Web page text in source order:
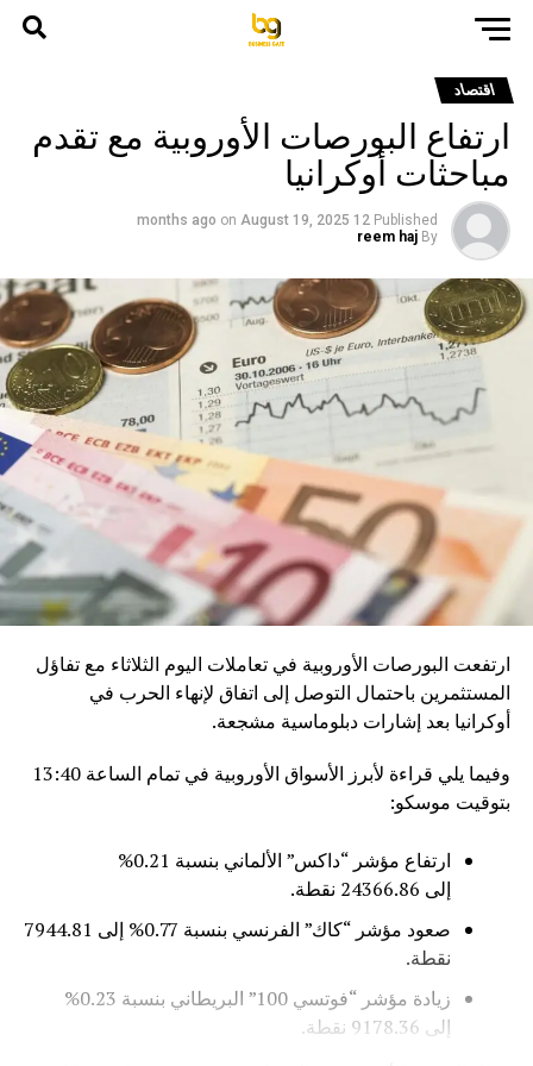
اقتصاد
ارتفاع البورصات الأوروبية مع تقدم
مباحثات أوكرانيا
Published
12 months ago
on August 19, 2025
By
reem haj
ارتفعت البورصات الأوروبية في تعاملات اليوم الثلاثاء مع تفاؤل
المستثمرين باحتمال التوصل إلى اتفاق لإنهاء الحرب في
أوكرانيا بعد إشارات دبلوماسية مشجعة.
وفيما يلي قراءة لأبرز الأسواق الأوروبية في تمام الساعة 13:40
بتوقيت موسكو:
ارتفاع مؤشر “داكس” الألماني بنسبة 0.21%
إلى 24366.86 نقطة.
صعود مؤشر “كاك” الفرنسي بنسبة 0.77% إلى 7944.81
نقطة.
زيادة مؤشر “فوتسي 100” البريطاني بنسبة 0.23%
إلى 9178.36 نقطة.